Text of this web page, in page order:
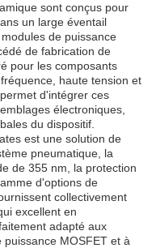
sont conçus pour
un large éventail
de puissance
de fabrication de
pour les composants
haute tension et
d'intégrer ces
électroniques,
du dispositif.
est une solution de
pneumatique, la
de 355 nm, la protection
d'options de
collectivement
excellent en
adapté aux
MOSFET et à